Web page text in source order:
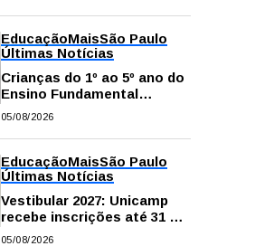
EducaçãoMaisSão Paulo
Últimas Notícias
Crianças do 1º ao 5º ano do
Ensino Fundamental
contam com plataformas
na escola e em casa
05/08/2026
EducaçãoMaisSão Paulo
Últimas Notícias
Vestibular 2027: Unicamp
recebe inscrições até 31 de
agosto
05/08/2026